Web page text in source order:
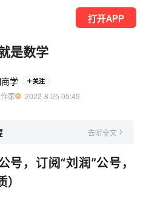
打开APP
是数学
学 关注
家
  2022-8-25 05:49
去听全文
号，订阅“刘润”公号，